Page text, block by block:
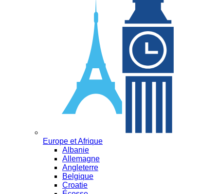
Europe et Afrique
Albanie
Allemagne
Angleterre
Belgique
Croatie